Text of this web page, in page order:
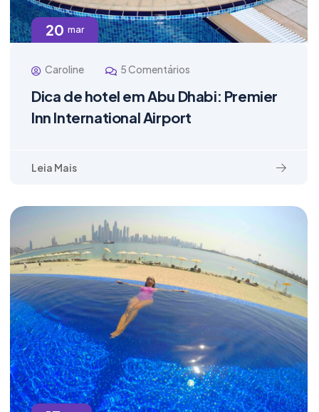
20 mar
Caroline 5 Comentários
Dica de hotel em Abu Dhabi: Premier
Inn International Airport
Leia Mais